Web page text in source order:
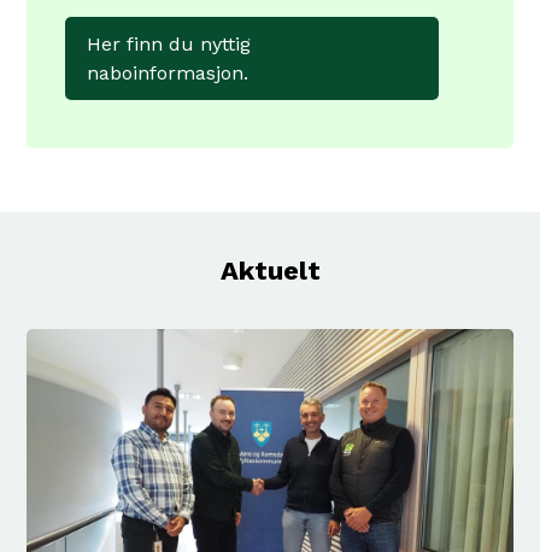
Her finn du nyttig
naboinformasjon.
Aktuelt